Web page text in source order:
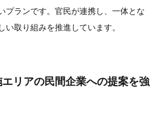
プランです。官民が連携し、一体とな
い取り組みを推進しています。
リアの民間企業への提案を強